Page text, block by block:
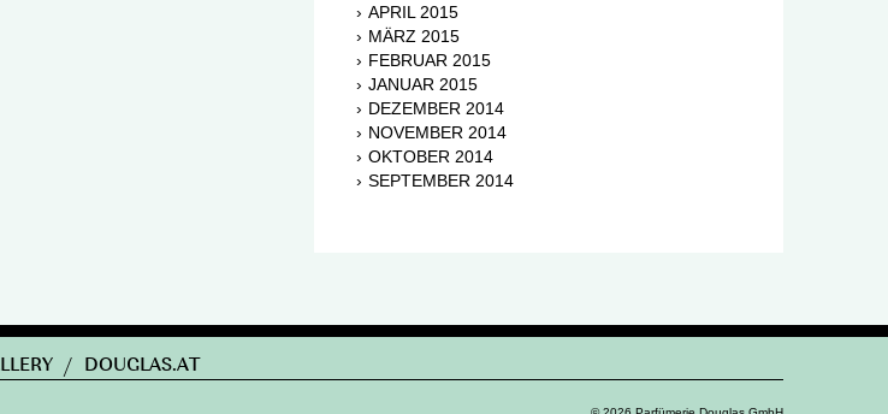
APRIL 2015
MÄRZ 2015
FEBRUAR 2015
JANUAR 2015
DEZEMBER 2014
NOVEMBER 2014
OKTOBER 2014
SEPTEMBER 2014
/ DOUGLAS.AT